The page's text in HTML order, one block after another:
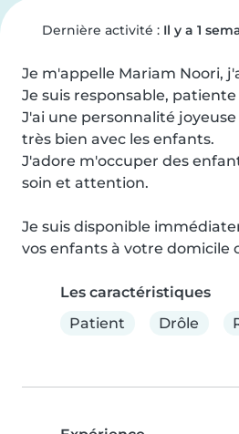
Dernière activité : Il y a 1
Je m'appelle Mariam Noori,
Je suis responsable,
J'ai une personnalité
très bien avec les enfants.
J'adore m'occuper des
soin et attention.
Je suis disponible
vos enfants à votre domicile
Les caractéristiques
Patient
Drôle